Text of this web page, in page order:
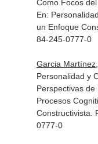
Como Focos
En:
un Enfoque
84-245-0777-0
Garcia
Personalidad y
Perspectivas de
Procesos
Constructivista
0777-0